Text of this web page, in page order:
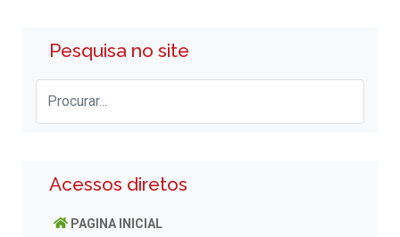
Pesquisa no site
Acessos diretos
PAGINA INICIAL